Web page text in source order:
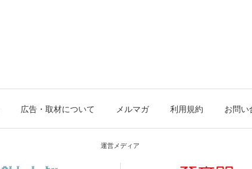
広告・取材について メルマガ 利用規約 お問い
運営メディア